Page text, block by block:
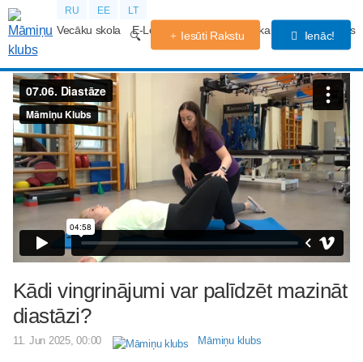
RU EE LT
Vecāku skola E-Lekcijas Grūtniecības kalendārs Forums
Iesūti Rakstu Ienāc!
Kādi vingrinājumi var palīdzēt mazināt
diastāzi?
11. Jun 2025, 00:00 Māmiņu klubs